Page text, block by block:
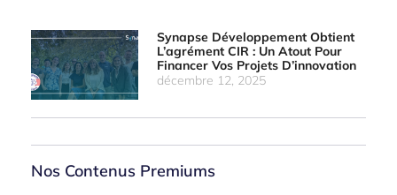
Synapse Développement Obtient
L’agrément CIR : Un Atout Pour
Financer Vos Projets D’innovation
décembre 12, 2025
Nos Contenus Premiums